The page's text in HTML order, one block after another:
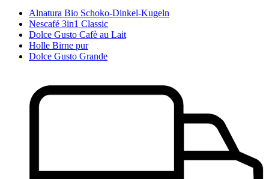
Alnatura Bio Schoko-Dinkel-Kugeln
Nescafé 3in1 Classic
Dolce Gusto Cafè au Lait
Holle Birne pur
Dolce Gusto Grande